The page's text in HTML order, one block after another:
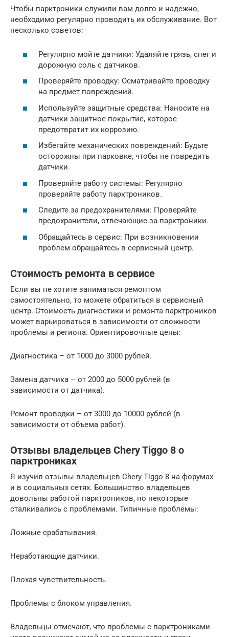
Чтобы парктроники служили вам долго и надежно,
необходимо регулярно проводить их обслуживание. Вот
несколько советов:
Регулярно мойте датчики: Удаляйте грязь, снег и
дорожную соль с датчиков.
Проверяйте проводку: Осматривайте проводку
на предмет повреждений.
Используйте защитные средства: Наносите на
датчики защитное покрытие, которое
предотвратит их коррозию.
Избегайте механических повреждений: Будьте
осторожны при парковке, чтобы не повредить
датчики.
Проверяйте работу системы: Регулярно
проверяйте работу парктроников.
Следите за предохранителями: Проверяйте
предохранители, отвечающие за парктроники.
Обращайтесь в сервис: При возникновении
проблем обращайтесь в сервисный центр.
Стоимость ремонта в сервисе
Если вы не хотите заниматься ремонтом
самостоятельно, то можете обратиться в сервисный
центр. Стоимость диагностики и ремонта парктроников
может варьироваться в зависимости от сложности
проблемы и региона. Ориентировочные цены:
Диагностика – от 1000 до 3000 рублей.
Замена датчика – от 2000 до 5000 рублей (в
зависимости от датчика).
Ремонт проводки – от 3000 до 10000 рублей (в
зависимости от объема работ).
Отзывы владельцев Chery Tiggo 8 о
парктрониках
Я изучил отзывы владельцев Chery Tiggo 8 на форумах
и в социальных сетях. Большинство владельцев
довольны работой парктроников, но некоторые
сталкивались с проблемами. Типичные проблемы:
Ложные срабатывания.
Неработающие датчики.
Плохая чувствительность.
Проблемы с блоком управления.
Владельцы отмечают, что проблемы с парктрониками